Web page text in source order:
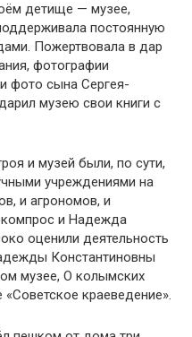
детище — музее,
постоянную
Пожертвовала в дар
фотографии
фото сына Сергея-
музею свои книги с
и музей были, по сути,
учреждения­ми на
и агрономов, и
и Надежда
оценили деятельность
Константиновны
музее, О колымских
краеве­дение».